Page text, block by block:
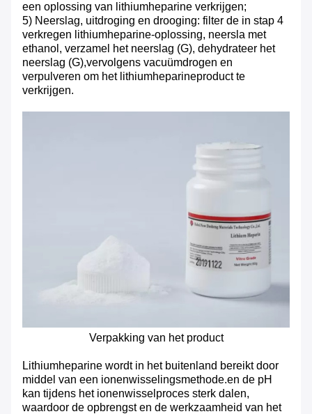
een oplossing van lithiumheparine verkrijgen;
5) Neerslag, uitdroging en drooging: filter de in stap 4
verkregen lithiumheparine-oplossing, neersla met
ethanol, verzamel het neerslag (G), dehydrateer het
neerslag (G),vervolgens vacuümdrogen en
verpulveren om het lithiumheparineproduct te
verkrijgen.
Verpakking van het product
Lithiumheparine wordt in het buitenland bereikt door
middel van een ionenwisselingsmethode.en de pH
kan tijdens het ionenwisselproces sterk dalen,
waardoor de opbrengst en de werkzaamheid van het